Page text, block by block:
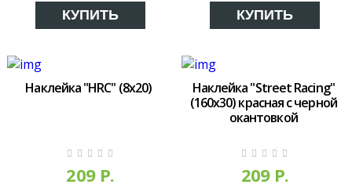
КУПИТЬ КУПИТЬ
Наклейка "HRC" (8x20)
209 Р.
Наклейка "Street Racing"
(160х30) красная с черной
окантовкой
209 Р.